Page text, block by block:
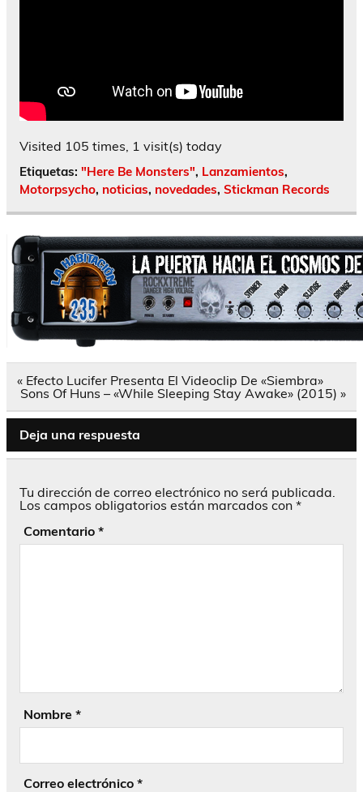
Visited 105 times, 1 visit(s) today
Etiquetas: "Here Be Monsters", Lanzamientos,
Motorpsycho, noticias, novedades, Stickman Records
Navegación
de
« Efecto Lucifer Presenta El Videoclip De «Siembra»
Sons Of Huns – «While Sleeping Stay Awake» (2015) »
Deja una respuesta
Tu dirección de correo electrónico no será publicada.
Los campos obligatorios están marcados con *
Comentario *
Nombre *
Correo electrónico *